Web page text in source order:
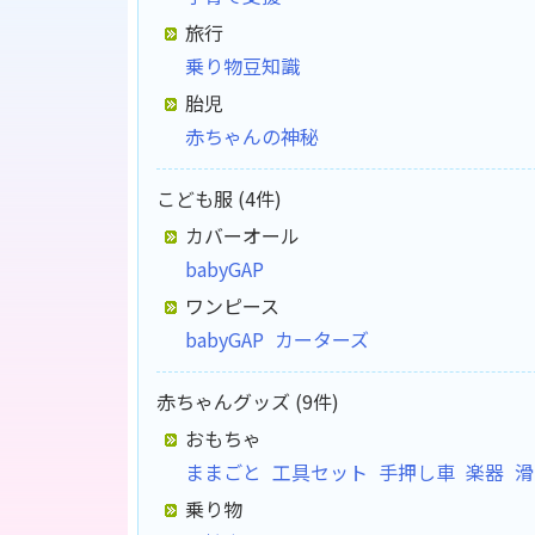
旅行
乗り物豆知識
胎児
赤ちゃんの神秘
こども服 (4件)
カバーオール
babyGAP
ワンピース
babyGAP カーターズ
赤ちゃんグッズ (9件)
おもちゃ
ままごと 工具セット 手押し車 楽器
乗り物